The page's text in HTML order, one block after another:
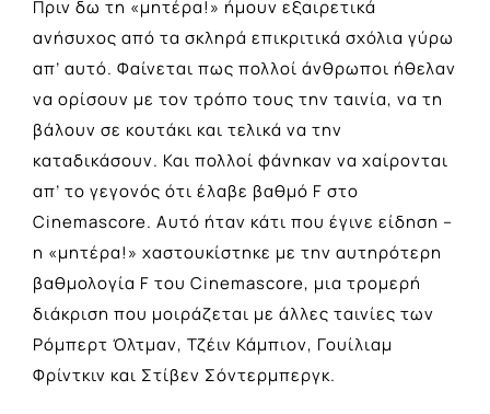
Πριν δω τη «μητέρα!» ήμουν εξαιρετικά
ανήσυχος από τα σκληρά επικριτικά σχόλια γύρω
απ’ αυτό. Φαίνεται πως πολλοί άνθρωποι ήθελαν
να ορίσουν με τον τρόπο τους την ταινία, να τη
βάλουν σε κουτάκι και τελικά να την
καταδικάσουν. Και πολλοί φάνηκαν να χαίρονται
απ’ το γεγονός ότι έλαβε βαθμό F στο
Cinemascore. Αυτό ήταν κάτι που έγινε είδηση –
η «μητέρα!» χαστουκίστηκε με την αυτηρότερη
βαθμολογία F του Cinemascore, μια τρομερή
διάκριση που μοιράζεται με άλλες ταινίες των
Ρόμπερτ Όλτμαν, Τζέιν Κάμπιον, Γουίλιαμ
Φρίντκιν και Στίβεν Σόντερμπεργκ.